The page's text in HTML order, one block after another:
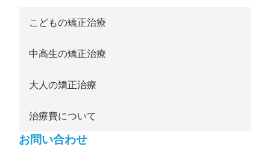
こどもの矯正治療
中高生の矯正治療
大人の矯正治療
治療費について
お問い合わせ